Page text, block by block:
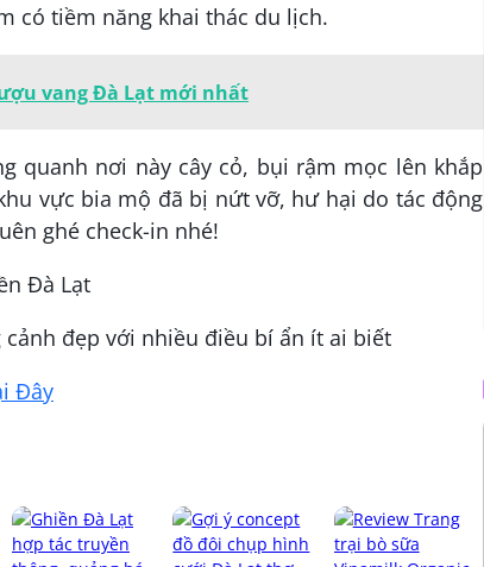
có tiềm năng khai thác du lịch.
vang Đà Lạt mới nhất
quanh nơi này cây cỏ, bụi rậm mọc lên khắp
vực bia mộ đã bị nứt vỡ, hư hại do tác động
ghé check-in nhé!
Đà Lạt
cảnh đẹp với nhiều điều bí ẩn ít ai biết
Đây